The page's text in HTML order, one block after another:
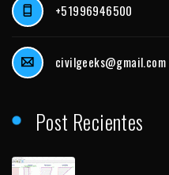
+51996946500
civilgeeks@gmail.com
Post Recientes